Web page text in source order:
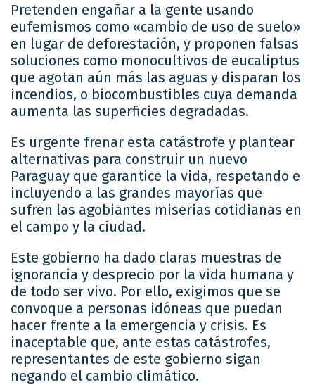
Pretenden engañar a la gente usando
eufemismos como «cambio de uso de suelo»
en lugar de deforestación, y proponen falsas
soluciones como monocultivos de eucaliptus
que agotan aún más las aguas y disparan los
incendios, o biocombustibles cuya demanda
aumenta las superficies degradadas.
Es urgente frenar esta catástrofe y plantear
alternativas para construir un nuevo
Paraguay que garantice la vida, respetando e
incluyendo a las grandes mayorías que
sufren las agobiantes miserias cotidianas en
el campo y la ciudad.
Este gobierno ha dado claras muestras de
ignorancia y desprecio por la vida humana y
de todo ser vivo. Por ello, exigimos que se
convoque a personas idóneas que puedan
hacer frente a la emergencia y crisis. Es
inaceptable que, ante estas catástrofes,
representantes de este gobierno sigan
negando el cambio climático.